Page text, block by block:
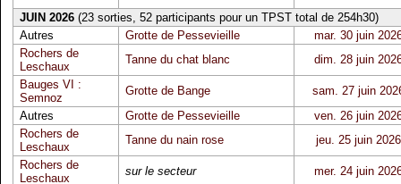
JUIN 2026(23 sorties, 52 participants pour un TPST total de 254h30)
Autres
Grotte de Pessevieille
mar. 30 juin
Rochers de
Leschaux
Tanne du chat blanc
dim. 28 juin
Bauges VI :
Semnoz
Grotte de Bange
sam. 27 juin
Autres
Grotte de Pessevieille
ven. 26 juin
Rochers de
Leschaux
Tanne du nain rose
jeu. 25 juin 2026
Rochers de
Leschaux
sur le secteur
mer. 24 juin